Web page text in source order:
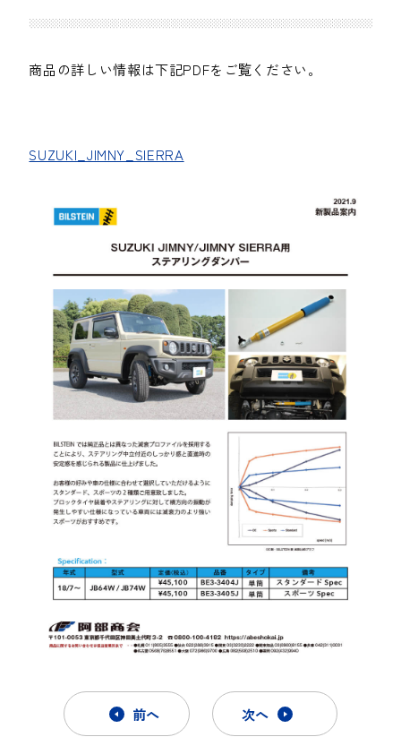
商品の詳しい情報は下記PDFをご覧ください。
SUZUKI_JIMNY_SIERRA
前へ 次へ